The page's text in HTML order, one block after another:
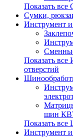
Показать
Сумки,
Инструмент и
Показать все
отверстий
шин
Показать все
Инструмент